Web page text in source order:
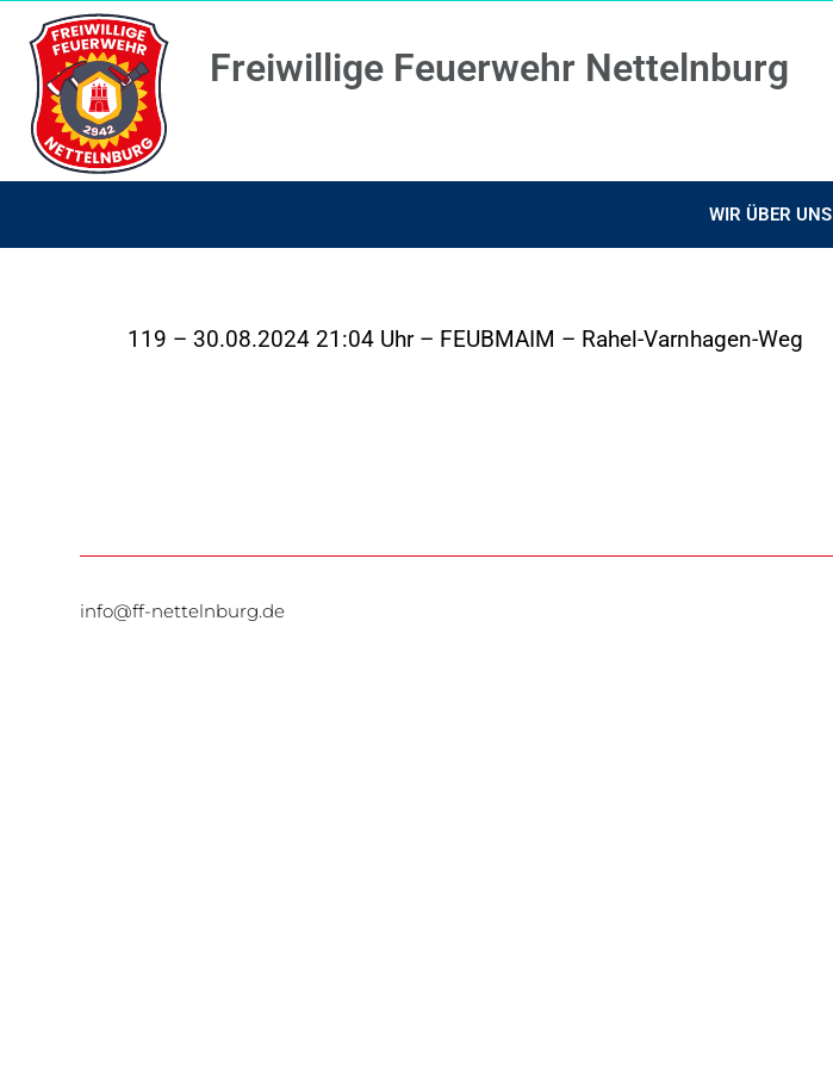
Freiwillige Feuerwehr Nettelnburg
WIR ÜBER UNS
119 – 30.08.2024 21:04 Uhr – FEUBMAIM – Rahel-Varnhagen-Weg
info@ff-nettelnburg.de